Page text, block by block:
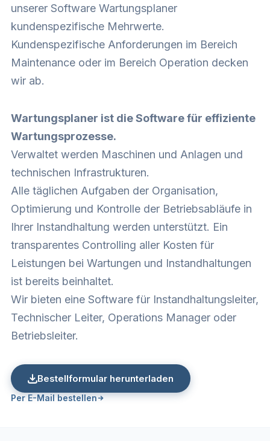
unserer Software Wartungsplaner
kundenspezifische Mehrwerte.
Kundenspezifische Anforderungen im Bereich
Maintenance oder im Bereich Operation decken
wir ab.
Wartungsplaner ist die Software für effiziente
Wartungsprozesse.
Verwaltet werden Maschinen und Anlagen und
technischen Infrastrukturen.
Alle täglichen Aufgaben der Organisation,
Optimierung und Kontrolle der Betriebsabläufe in
Ihrer Instandhaltung werden unterstützt. Ein
transparentes Controlling aller Kosten für
Leistungen bei Wartungen und Instandhaltungen
ist bereits beinhaltet.
Wir bieten eine Software für Instandhaltungsleiter,
Technischer Leiter, Operations Manager oder
Betriebsleiter.
Bestellformular herunterladen
Per E-Mail bestellen